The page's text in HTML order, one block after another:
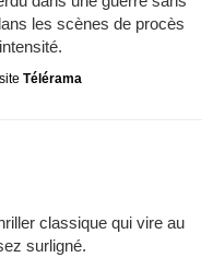
les scènes de procès
Télérama
classique qui vire au
surligné.